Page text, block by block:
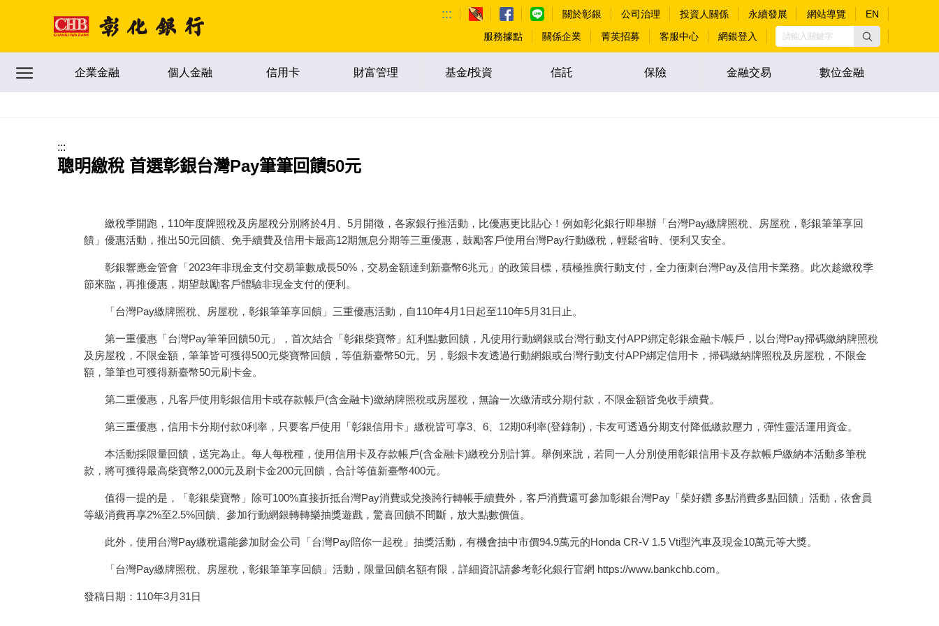
::: 關於彰銀 公司治理 投資人關係 永續發展 網站導覽
EN
服務據點
關係企業 菁英招募 客服中心 網銀登入
企業金融 個人金融 信用卡 財富管理 基金/投資 信託 保險 金融交易 數位金融
:::
聰明繳稅 首選彰銀台灣Pay筆筆回饋50元
繳稅季開跑，110年度牌照稅及房屋稅分別將於4月、5月開徵，各家銀行推活動，比優惠更比貼心！例如彰化銀行即舉辦「台灣Pay繳牌照稅、房屋稅，彰銀筆筆享回
饋」優惠活動，推出50元回饋、免手續費及信用卡最高12期無息分期等三重優惠，鼓勵客戶使用台灣Pay行動繳稅，輕鬆省時、便利又安全。
彰銀響應金管會「2023年非現金支付交易筆數成長50%，交易金額達到新臺幣6兆元」的政策目標，積極推廣行動支付，全力衝刺台灣Pay及信用卡業務。此次趁繳稅季
節來臨，再推優惠，期望鼓勵客戶體驗非現金支付的便利。
「台灣Pay繳牌照稅、房屋稅，彰銀筆筆享回饋」三重優惠活動，自110年4月1日起至110年5月31日止。
第一重優惠「台灣Pay筆筆回饋50元」，首次結合「彰銀柴寶幣」紅利點數回饋，凡使用行動網銀或台灣行動支付APP綁定彰銀金融卡/帳戶，以台灣Pay掃碼繳納牌照稅
及房屋稅，不限金額，筆筆皆可獲得500元柴寶幣回饋，等值新臺幣50元。另，彰銀卡友透過行動網銀或台灣行動支付APP綁定信用卡，掃碼繳納牌照稅及房屋稅，不限金
額，筆筆也可獲得新臺幣50元刷卡金。
第二重優惠，凡客戶使用彰銀信用卡或存款帳戶(含金融卡)繳納牌照稅或房屋稅，無論一次繳清或分期付款，不限金額皆免收手續費。
第三重優惠，信用卡分期付款0利率，只要客戶使用「彰銀信用卡」繳稅皆可享3、6、12期0利率(登錄制)，卡友可透過分期支付降低繳款壓力，彈性靈活運用資金。
本活動採限量回饋，送完為止。每人每稅種，使用信用卡及存款帳戶(含金融卡)繳稅分別計算。舉例來說，若同一人分別使用彰銀信用卡及存款帳戶繳納本活動多筆稅
款，將可獲得最高柴寶幣2,000元及刷卡金200元回饋，合計等值新臺幣400元。
值得一提的是，「彰銀柴寶幣」除可100%直接折抵台灣Pay消費或兌換跨行轉帳手續費外，客戶消費還可參加彰銀台灣Pay「柴好鑽 多點消費多點回饋」活動，依會員
等級消費再享2%至2.5%回饋、參加行動網銀轉轉樂抽獎遊戲，驚喜回饋不間斷，放大點數價值。
此外，使用台灣Pay繳稅還能參加財金公司「台灣Pay陪你一起稅」抽獎活動，有機會抽中市價94.9萬元的Honda CR-V 1.5 Vti型汽車及現金10萬元等大獎。
「台灣Pay繳牌照稅、房屋稅，彰銀筆筆享回饋」活動，限量回饋名額有限，詳細資訊請參考彰化銀行官網 https://www.bankchb.com。
發稿日期：110年3月31日